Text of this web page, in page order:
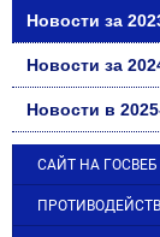
Новости за
Новости за
Новости в
САЙТ НА ГОСВЕБ